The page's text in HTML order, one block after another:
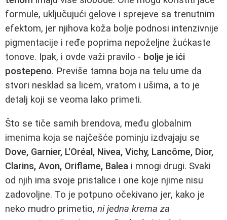
formule, uključujući gelove i sprejeve sa trenutnim
efektom, jer njihova koža bolje podnosi intenzivnije
pigmentacije i ređe poprima nepoželjne žućkaste
tonove. Ipak, i ovde važi pravilo - bolje je ići
postepeno. Previše tamna boja na telu ume da
stvori nesklad sa licem, vratom i ušima, a to je
detalj koji se veoma lako primeti.
Što se tiče samih brendova, među globalnim
imenima koja se najčešće pominju izdvajaju se
Dove, Garnier, L'Oréal, Nivea, Vichy, Lancôme, Dior,
Clarins, Avon, Oriflame, Balea i mnogi drugi. Svaki
od njih ima svoje pristalice i one koje njime nisu
zadovoljne. To je potpuno očekivano jer, kako je
neko mudro primetio, ni jedna krema za